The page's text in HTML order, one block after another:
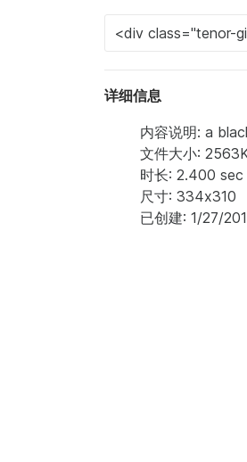
详细信息
内容说明: a
文件大小:
时长: 2.400 sec
尺寸: 334x310
已创建: 1/27/